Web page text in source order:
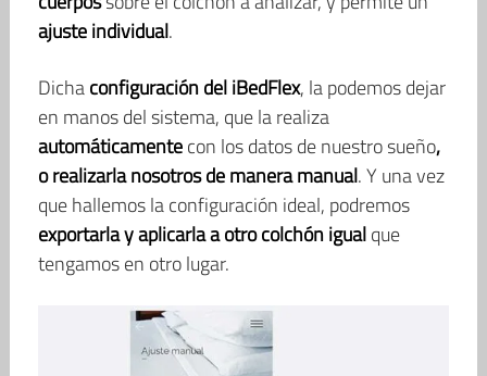
ajuste individual.
Dichaconfiguración del iBedFlex, la podemos dejar
en manos del sistema, que la realiza
automáticamentecon los datos de nuestro sueño,
o realizarla nosotros de manera manual. Y una vez
que hallemos la configuración ideal, podremos
exportarla y aplicarla a otro colchónigualque
tengamos en otro lugar.